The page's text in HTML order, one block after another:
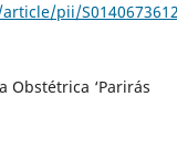
pii/
Obstétrica ‘Parirás